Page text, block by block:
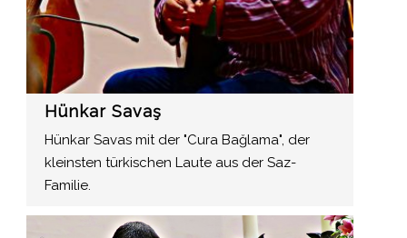
Hünkar Savaş
Hünkar Savas mit der "Cura Bağlama", der
kleinsten türkischen Laute aus der Saz-
Familie.